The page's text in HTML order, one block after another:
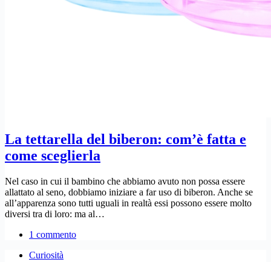
La tettarella del biberon: com’è fatta e
come sceglierla
Nel caso in cui il bambino che abbiamo avuto non possa essere
allattato al seno, dobbiamo iniziare a far uso di biberon. Anche se
all’apparenza sono tutti uguali in realtà essi possono essere molto
diversi tra di loro: ma al…
1 commento
Curiosità